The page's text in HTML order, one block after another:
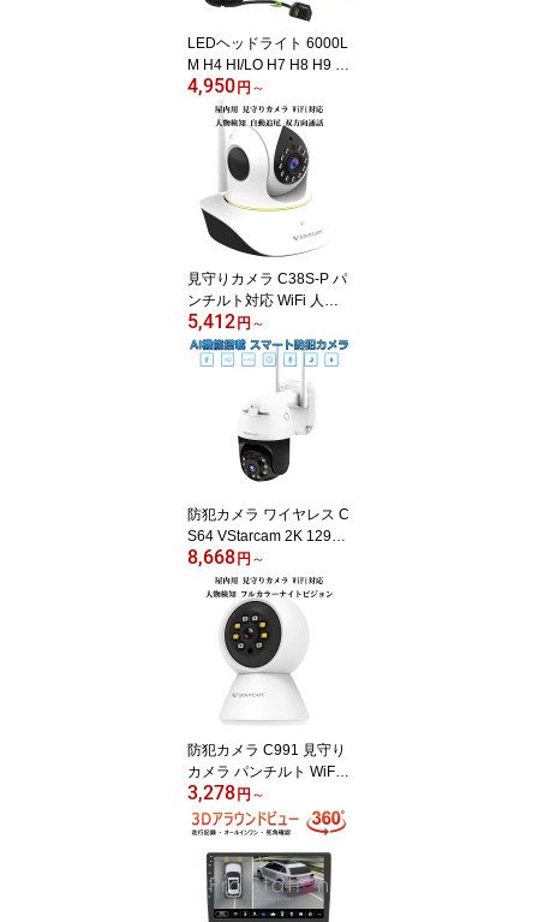
LEDヘッドライト 6000L
M H4 HI/LO H7 H8 H9 H
10 H11 H16 HB3 HB4 HI
R2 H1 H3 ファンレス 2
個入り 色交換シート付 L
ED ヘッドライト バイク
車検対応 12V 24V 6ヶ月
保証
4,950円 ～
見守りカメラ C38S-P パ
ンチルト対応 WiFi 人物
検知 動体検知 ナイトビ
ジョン 双方向音声 ペッ
トカメラ 防犯カメラ PS
E 技適 6ヶ月保証
5,412円 ～
防犯カメラ ワイヤレス C
S64 VStarcam 2K 1296p
300万画素 夜でもフルカ
ラー録画 人体検知 動体
検知 ライトアップ サイ
レン ONVIF ペット wifi A
Pモード MicroSDカード
録画 録音 遠隔監視 屋内
外兼用 PSE 技適 6ヶ月保
8,668円 ～
防犯カメラ C991 見守り
カメラ パンチルト WiFi
対応 ペットカメラ スマ
ホ遠隔操作 屋内用 PSE
技適 6ヶ月保証
3,278円 ～